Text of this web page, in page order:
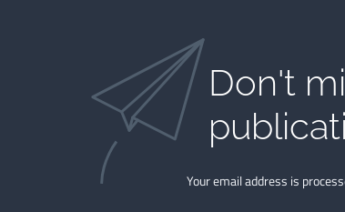
Don't
Your email address is